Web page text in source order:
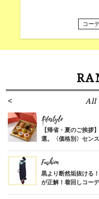
コー
All
Lifestyle
【帰省・夏のご挨拶
選。〈価格別〉セン
Fashion
黒より断然垢抜ける
が正解！着回しコー